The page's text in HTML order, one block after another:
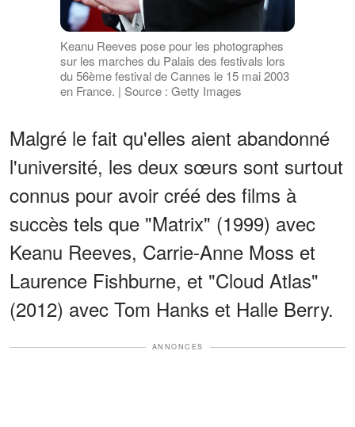
Keanu Reeves pose pour les photographes
sur les marches du Palais des festivals lors
du 56ème festival de Cannes le 15 mai 2003
en France. | Source : Getty Images
Malgré le fait qu'elles aient abandonné
l'université, les deux sœurs sont surtout
connus pour avoir créé des films à
succès tels que "Matrix" (1999) avec
Keanu Reeves, Carrie-Anne Moss et
Laurence Fishburne, et "Cloud Atlas"
(2012) avec Tom Hanks et Halle Berry.
ANNONCES